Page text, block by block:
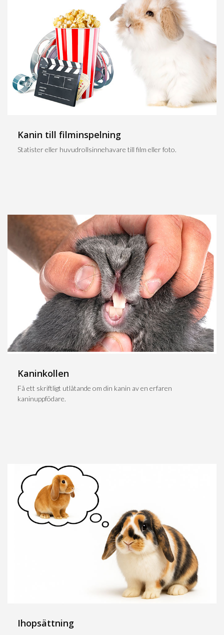
Kanin till filminspelning
Statister eller huvudrollsinnehavare till film eller foto.
Kaninkollen
Få ett skriftligt utlåtande om din kanin av en erfaren
kaninuppfödare.
Ihopsättning